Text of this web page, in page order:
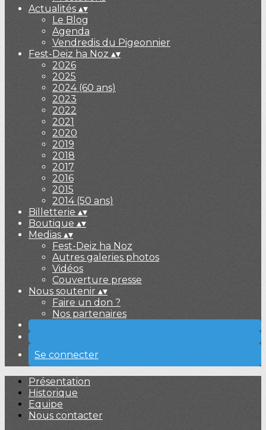
Actualités ▴▾
Le Blog
Agenda
Vendredis du Pigeonnier
Fest-Deiz ha Noz ▴▾
2026
2025
2024 (60 ans)
2023
2022
2021
2020
2019
2018
2017
2016
2015
2014 (50 ans)
Billetterie ▴▾
Boutique ▴▾
Medias ▴▾
Fest-Deiz ha Noz
Autres galeries photos
Vidéos
Couverture presse
Nous soutenir ▴▾
Faire un don ?
Nos partenaires
Se connecter
Présentation
Historique
Equipe
Nous contacter